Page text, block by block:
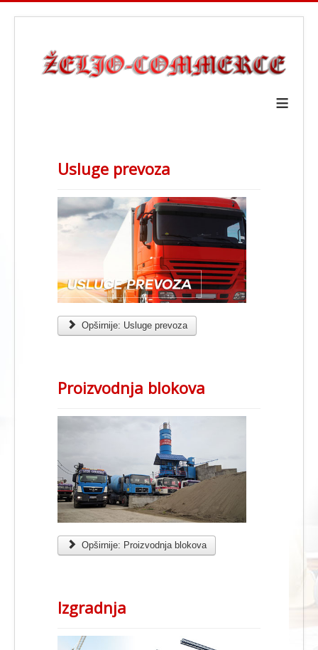
≡
Usluge prevoza
Opširnije: Usluge prevoza
Proizvodnja blokova
Opširnije: Proizvodnja blokova
Izgradnja